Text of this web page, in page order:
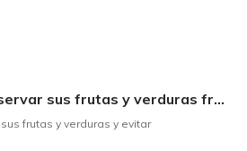
Consejos para conservar sus frutas y verduras frescas por más tiempo
frutas y verduras y evitar